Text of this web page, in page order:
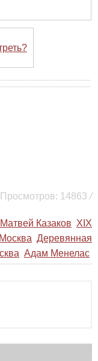
14863 /
Матвей Казаков XIX
Деревянная
Адам Менелас